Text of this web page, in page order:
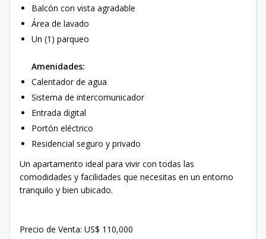
Balcón con vista agradable
Área de lavado
Un (1) parqueo
Amenidades:
Calentador de agua
Sistema de intercomunicador
Entrada digital
Portón eléctrico
Residencial seguro y privado
Un apartamento ideal para vivir con todas las
comodidades y facilidades que necesitas en un entorno
tranquilo y bien ubicado.
Precio de Venta: US$ 110,000